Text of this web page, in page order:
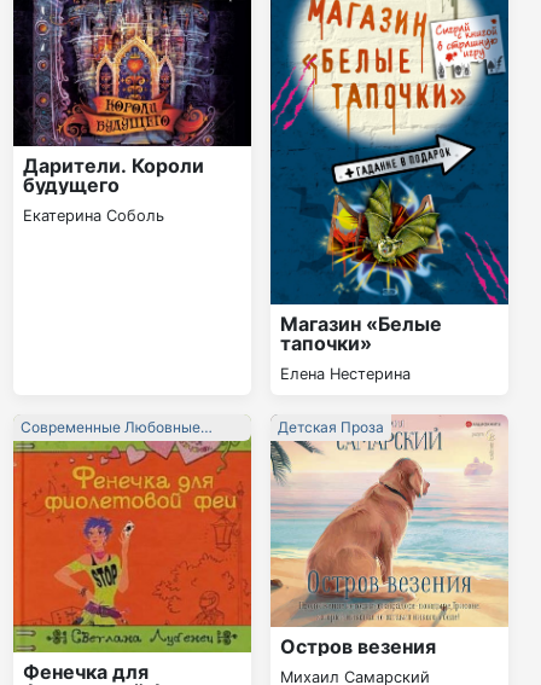
Дарители. Короли
будущего
Екатерина Соболь
Магазин «Белые
тапочки»
Елена Нестерина
Фенечка для
Современные Любовные
Романы
Остров везения
Михаил Самарский
Детская Проза